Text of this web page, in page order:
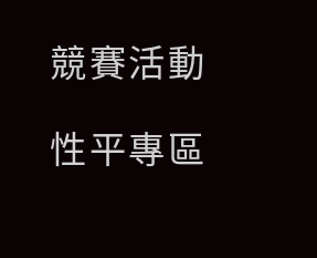
競賽活動
性平專區